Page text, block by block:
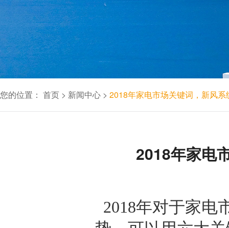
您的位置： 首页 > 新闻中心 > 2018年家电市场关键词，新风
2018年家电
2018年对于家电